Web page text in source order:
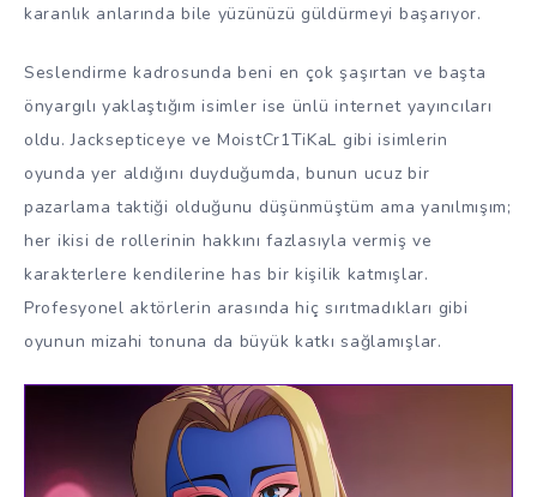
karanlık anlarında bile yüzünüzü güldürmeyi başarıyor.
Seslendirme kadrosunda beni en çok şaşırtan ve başta
önyargılı yaklaştığım isimler ise ünlü internet yayıncıları
oldu. Jacksepticeye ve MoistCr1TiKaL gibi isimlerin
oyunda yer aldığını duyduğumda, bunun ucuz bir
pazarlama taktiği olduğunu düşünmüştüm ama yanılmışım;
her ikisi de rollerinin hakkını fazlasıyla vermiş ve
karakterlere kendilerine has bir kişilik katmışlar.
Profesyonel aktörlerin arasında hiç sırıtmadıkları gibi
oyunun mizahi tonuna da büyük katkı sağlamışlar.